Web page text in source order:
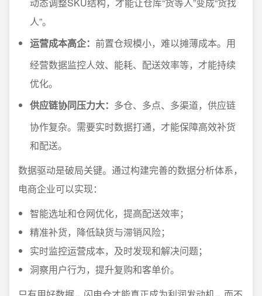
人”。
运营成本高企： 前置仓规模小，难以摊薄成本。用
经营数据监控人效、能耗、配送效率等，才能持续
优化。
供应链协同压力大： 多仓、多点、多渠道，供应链
协作复杂。需要实时数据打通，才能保障高效补货
和配送。
数据驱动是破局关键。通过构建完善的数据分析体系，
电商企业可以实现：
智能选址和仓网优化，提高配送效率；
精准补货，降低缺货与滞销风险；
实时监控运营成本，及时发现和解决问题；
洞察用户行为，提升复购和客单价。